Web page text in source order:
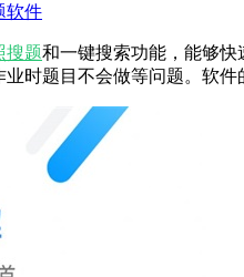
软件
搜题和一键搜索功能，能够
时题目不会做等问题。软